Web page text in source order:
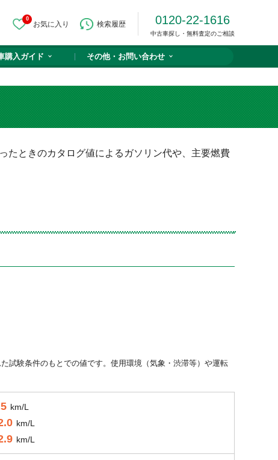
0
お気に入り 検索履歴 0120-22-1616
中古車探し・無料査定のご相談
購入ガイド その他・ お問い合わせ
たときのカタログ値によるガソリン代や、主要燃費
試験条件のもとでの値です。使用環境（気象・渋滞等）や運転
km/L
km/L
km/L